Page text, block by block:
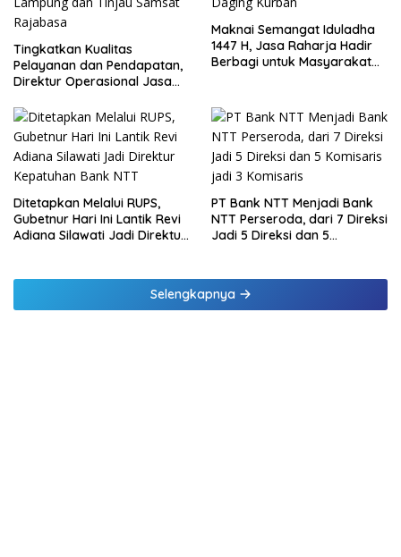
Tingkatkan Kualitas
Pelayanan dan Pendapatan,
Direktur Operasional Jasa
di Lampung dan Tinjau
Samsat Rajabasa
Maknai Semangat Iduladha
1447 H, Jasa Raharja Hadir
Berbagi untuk Masyarakat
Ditetapkan Melalui RUPS,
Gubetnur Hari Ini Lantik Revi
Adiana Silawati Jadi Direktur
PT Bank NTT Menjadi Bank
NTT Perseroda, dari 7 Direksi
Jadi 5 Direksi dan 5
Selengkapnya